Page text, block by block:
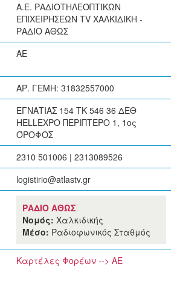
Α.Ε. ΡΑΔΙΟΤΗΛΕΟΠΤΙΚΩΝ
ΕΠΙΧΕΙΡΗΣΕΩΝ TV ΧΑΛΚΙΔΙΚΗ -
ΡΑΔΙΟ ΑΘΩΣ
ΑΕ
ΑΡ. ΓΕΜΗ: 31832557000
ΕΓΝΑΤΙΑΣ 154 ΤΚ 546 36 ΔΕΘ
HELLEXPO ΠΕΡΙΠΤΕΡΟ 1, 1ος
ΌΡΟΦΟΣ
2310 501006 | 2313089526
logistirio@atlastv.gr
ΡΑΔΙΟ ΑΘΩΣ
Νομός: Χαλκιδικής
Μέσο: Ραδιοφωνικός Σταθμός
Καρτέλες Φορέων --> ΑΕ